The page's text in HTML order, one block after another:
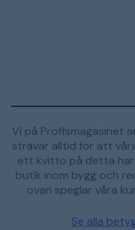
Vi på Proffsmagasinet
strävar alltid för att
ett kvitto på detta
butik inom bygg och
ovan speglar våra
Se alla